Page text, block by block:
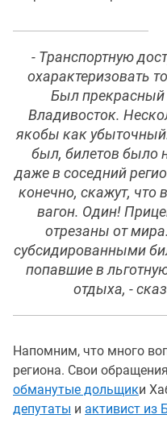
- Транспортную
охарактеризовать
Был прекрасный
Владивосток.
якобы как
был, билетов было
даже в соседний
конечно, скажут, что
вагон. Один!
отрезаны от
субсидированными
попавшие в
отдыха, -
Напомним, что много
региона. Свои
обманутые дольщики
депутаты и активист из